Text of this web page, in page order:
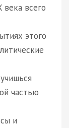
всего
этого
частью
и